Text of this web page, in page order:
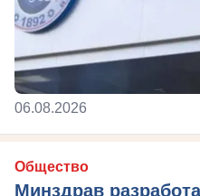
06.08.2026
Общество
Минздрав